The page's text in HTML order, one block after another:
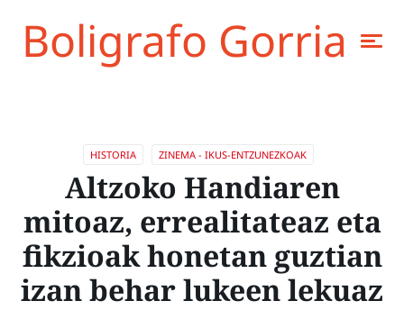
Boligrafo Gorria
HISTORIA ZINEMA - IKUS-ENTZUNEZKOAK
Altzoko Handiaren
mitoaz, errealitateaz eta
fikzioak honetan guztian
izan behar lukeen lekuaz